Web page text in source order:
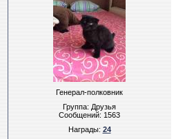
Генерал-полковник
Группа: Друзья
Сообщений:1563
Награды:24